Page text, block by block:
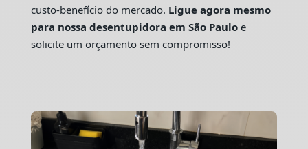
custo-benefício do mercado. Ligue agora mesmo
para nossa desentupidora em São Pauloe
solicite um orçamento sem compromisso!